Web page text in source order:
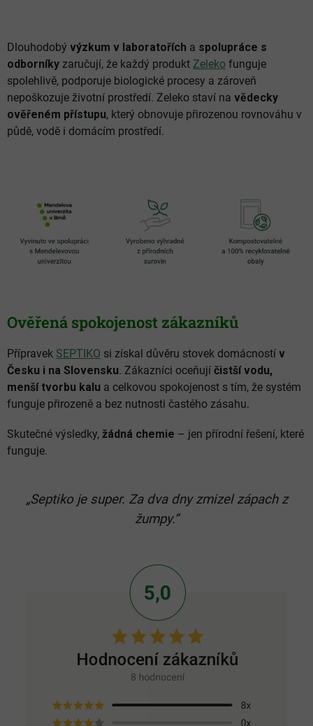
Dlouhodobý výzkum v laboratořích a spolupráce s
odborníky zaručují, že každý produkt Zeleko funguje
spolehlivě, podporuje biologické procesy a zároveň
nepoškozuje životní prostředí. Zeleko staví na vědecky
ověřeném přístupu, který obnovuje přirozenou rovnováhu v
půdě, vodě i domácím prostředí.
Ověřená spokojenost zákazníků
Přípravek SEPTIKO si získal důvěru stovek domácností v
Česku i na Slovensku. Zákazníci oceňují čistší vodu,
menší tvorbu kalu a celkovou spokojenost s tím, že systém
funguje přirozeně a bez nutnosti častého zásahu.
Skutečné výsledky, žádná chemie – jen přírodní řešení, které
funguje.
„Septiko je super. Za dva dny zmizel zápach z
žumpy.“